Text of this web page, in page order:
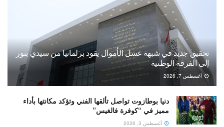
تحقيق جديد في شبهة غسل الأموال يقود برلمانيا من سيدي بنور
إلى الفرقة الوطنية
أغسطس 7, 2026
دنيا بوطازوت تواصل تألقها الفني وتؤكد مكانتها بأداء
مميز في “كوفرة فالغيس”
أغسطس 3, 2026